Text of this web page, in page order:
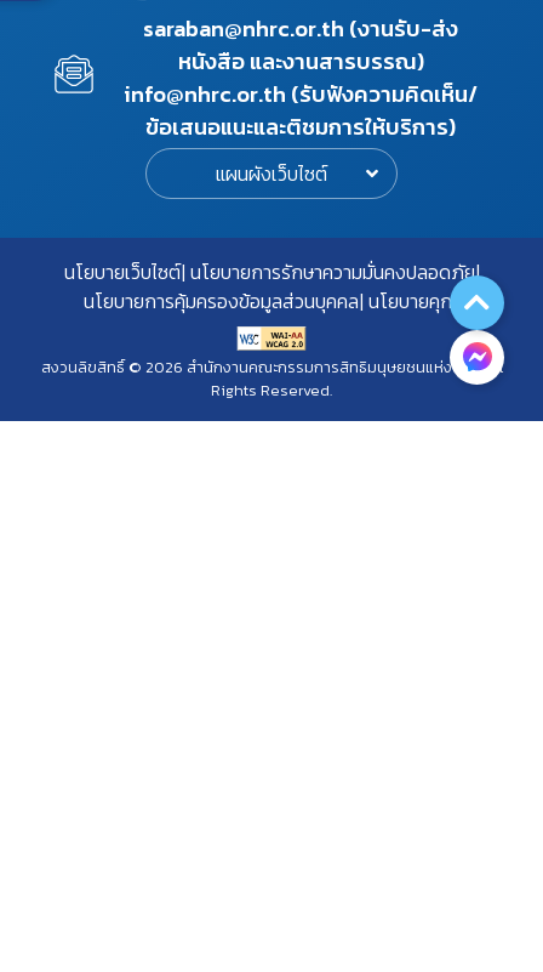
saraban@nhrc.or.th (งานรับ-ส่ง
หนังสือ และงานสารบรรณ)
info@nhrc.or.th (รับฟังความคิดเห็น/
ข้อเสนอแนะและติชมการให้บริการ)
แผนผังเว็บไซต์
นโยบายเว็บไซต์ นโยบายการรักษาความมั่นคงปลอดภัย
นโยบายการคุ้มครองข้อมูลส่วนบุคคล นโยบายคุกกี้
สงวนลิขสิทธิ์ © 2026 สำนักงานคณะกรรมการสิทธิมนุษยชนแห่งชาติ. All
Rights Reserved.